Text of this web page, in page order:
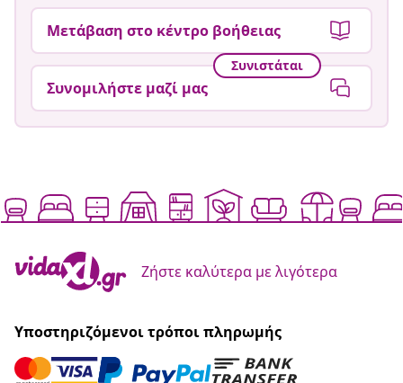
Μετάβαση στο κέντρο βοήθειας
Συνιστάται
Συνομιλήστε μαζί μας
Ζήστε καλύτερα με λιγότερα
Υποστηριζόμενοι τρόποι πληρωμής